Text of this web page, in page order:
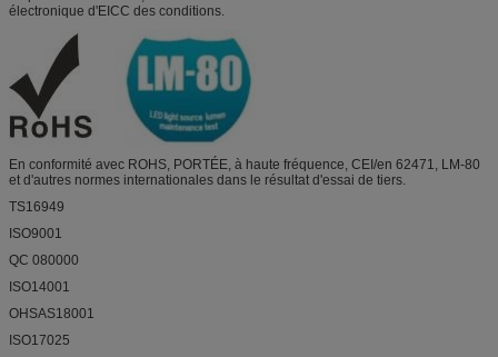
électronique d'EICC des conditions.
En conformité avec ROHS, PORTÉE, à haute fréquence, CEI/en 62471, LM-80
et d'autres normes internationales dans le résultat d'essai de tiers.
TS16949
ISO9001
QC 080000
ISO14001
OHSAS18001
ISO17025